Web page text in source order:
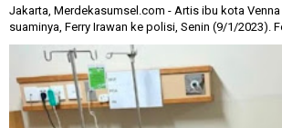
Jakarta, Merdekasumsel.com - Artis ibu kota
suaminya, Ferry Irawan ke polisi, Senin (9/1/2023).